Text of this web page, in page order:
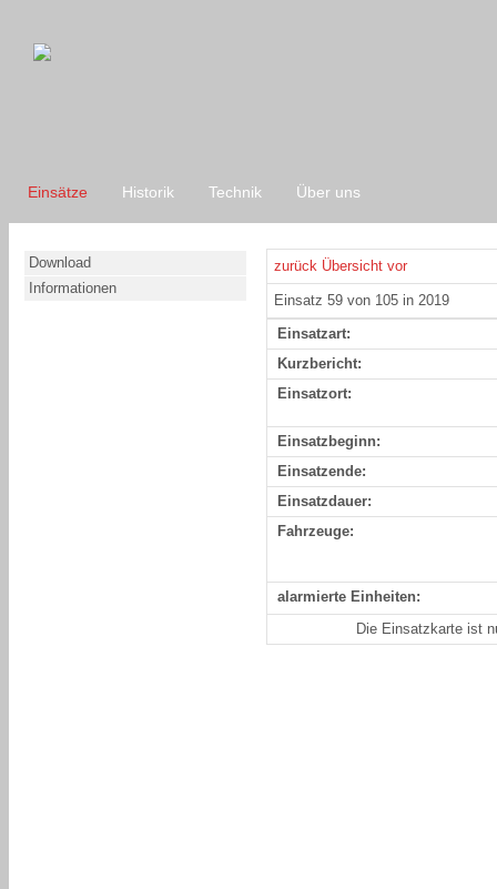
Einsätze Historik Technik Über uns
Download
Informationen
zurück Übersicht vor
Einsatz 59 von 105 in 2019
Einsatzart:
Kurzbericht:
Einsatzort:
Einsatzbeginn:
Einsatzende:
Einsatzdauer:
Fahrzeuge:
alarmierte Einheiten:
Die Einsatzkarte ist